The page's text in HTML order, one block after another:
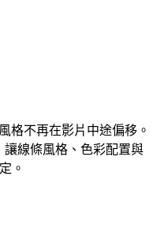
格不再在影片中途偏移。
讓線條風格、色彩配置與
。